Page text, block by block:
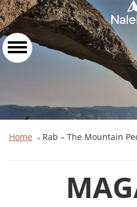
Home » Rab – The Mountain